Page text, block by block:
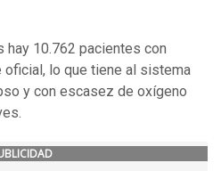
hay 10.762 pacientes con
lo que tiene al sistema
y con escasez de oxígeno